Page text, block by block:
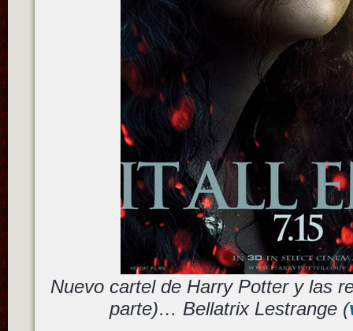
Nuevo cartel de Harry Potter y las
parte)… Bellatrix Lestrange (